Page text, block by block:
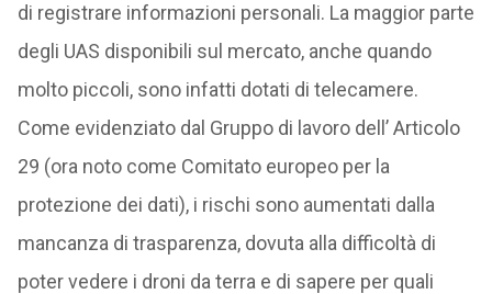
di registrare informazioni personali. La maggior parte
degli UAS disponibili sul mercato, anche quando
molto piccoli, sono infatti dotati di telecamere.
Come evidenziato dal Gruppo di lavoro dell’ Articolo
29 (ora noto come Comitato europeo per la
protezione dei dati), i rischi sono aumentati dalla
mancanza di trasparenza, dovuta alla difficoltà di
poter vedere i droni da terra e di sapere per quali